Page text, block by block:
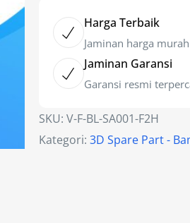
Harga Terbaik
Jaminan harga murah
Jaminan Garansi
Garansi resmi
SKU: V-F-BL-SA001-F2H
Kategori: 3D Spare Part -